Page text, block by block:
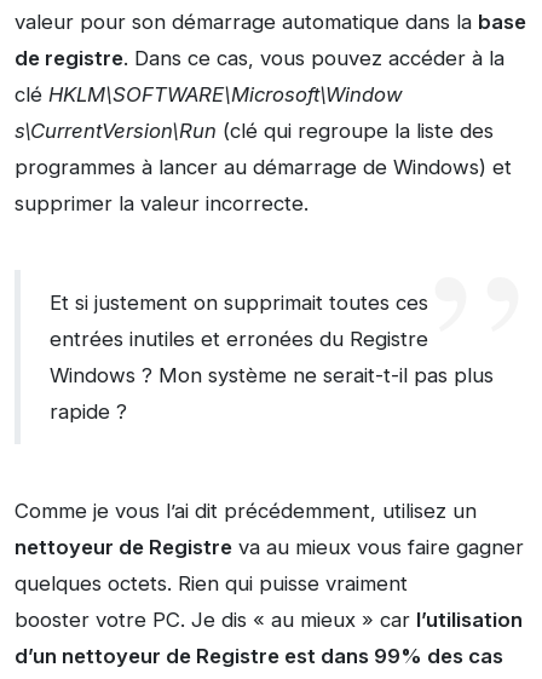
valeur pour son démarrage automatique dans la base
de registre. Dans ce cas, vous pouvez accéder à la
clé HKLM\SOFTWARE\Microsoft\Window​
s\CurrentVersion\Run (clé qui regroupe la liste des
programmes à lancer au démarrage de Windows) et
supprimer la valeur incorrecte.
Et si justement on supprimait toutes ces
entrées inutiles et erronées du Registre
Windows ? Mon système ne serait-t-il pas plus
rapide ?
Comme je vous l’ai dit précédemment, utilisez un
nettoyeur de Registre va au mieux vous faire gagner
quelques octets. Rien qui puisse vraiment
booster votre PC. Je dis « au mieux » car l’utilisation
d’un nettoyeur de Registre est dans 99% des cas